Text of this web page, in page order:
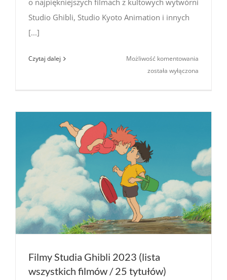
o najpiękniejszych filmach z kultowych wytwórni
Studio Ghibli, Studio Kyoto Animation i innych
[...]
Czytaj dalej Możliwość komentowania
została wyłączona
Filmy Studia Ghibli 2023 (lista
wszystkich filmów / 25 tytułów)